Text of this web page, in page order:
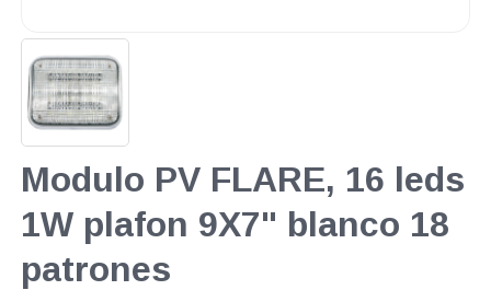
Modulo PV FLARE, 16 leds
1W plafon 9X7" blanco 18
patrones